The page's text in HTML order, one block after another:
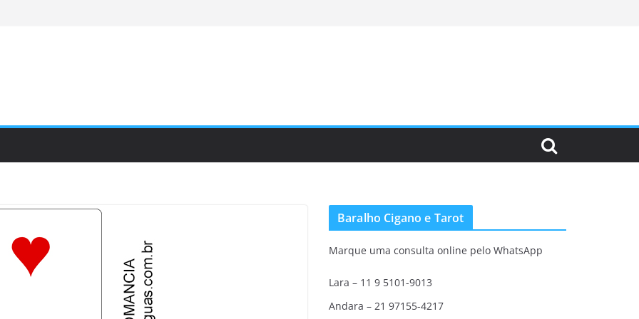
Baralho Cigano e Tarot
Marque uma consulta online pelo WhatsApp
Lara – 11 9 5101-9013
Andara – 21 97155-4217